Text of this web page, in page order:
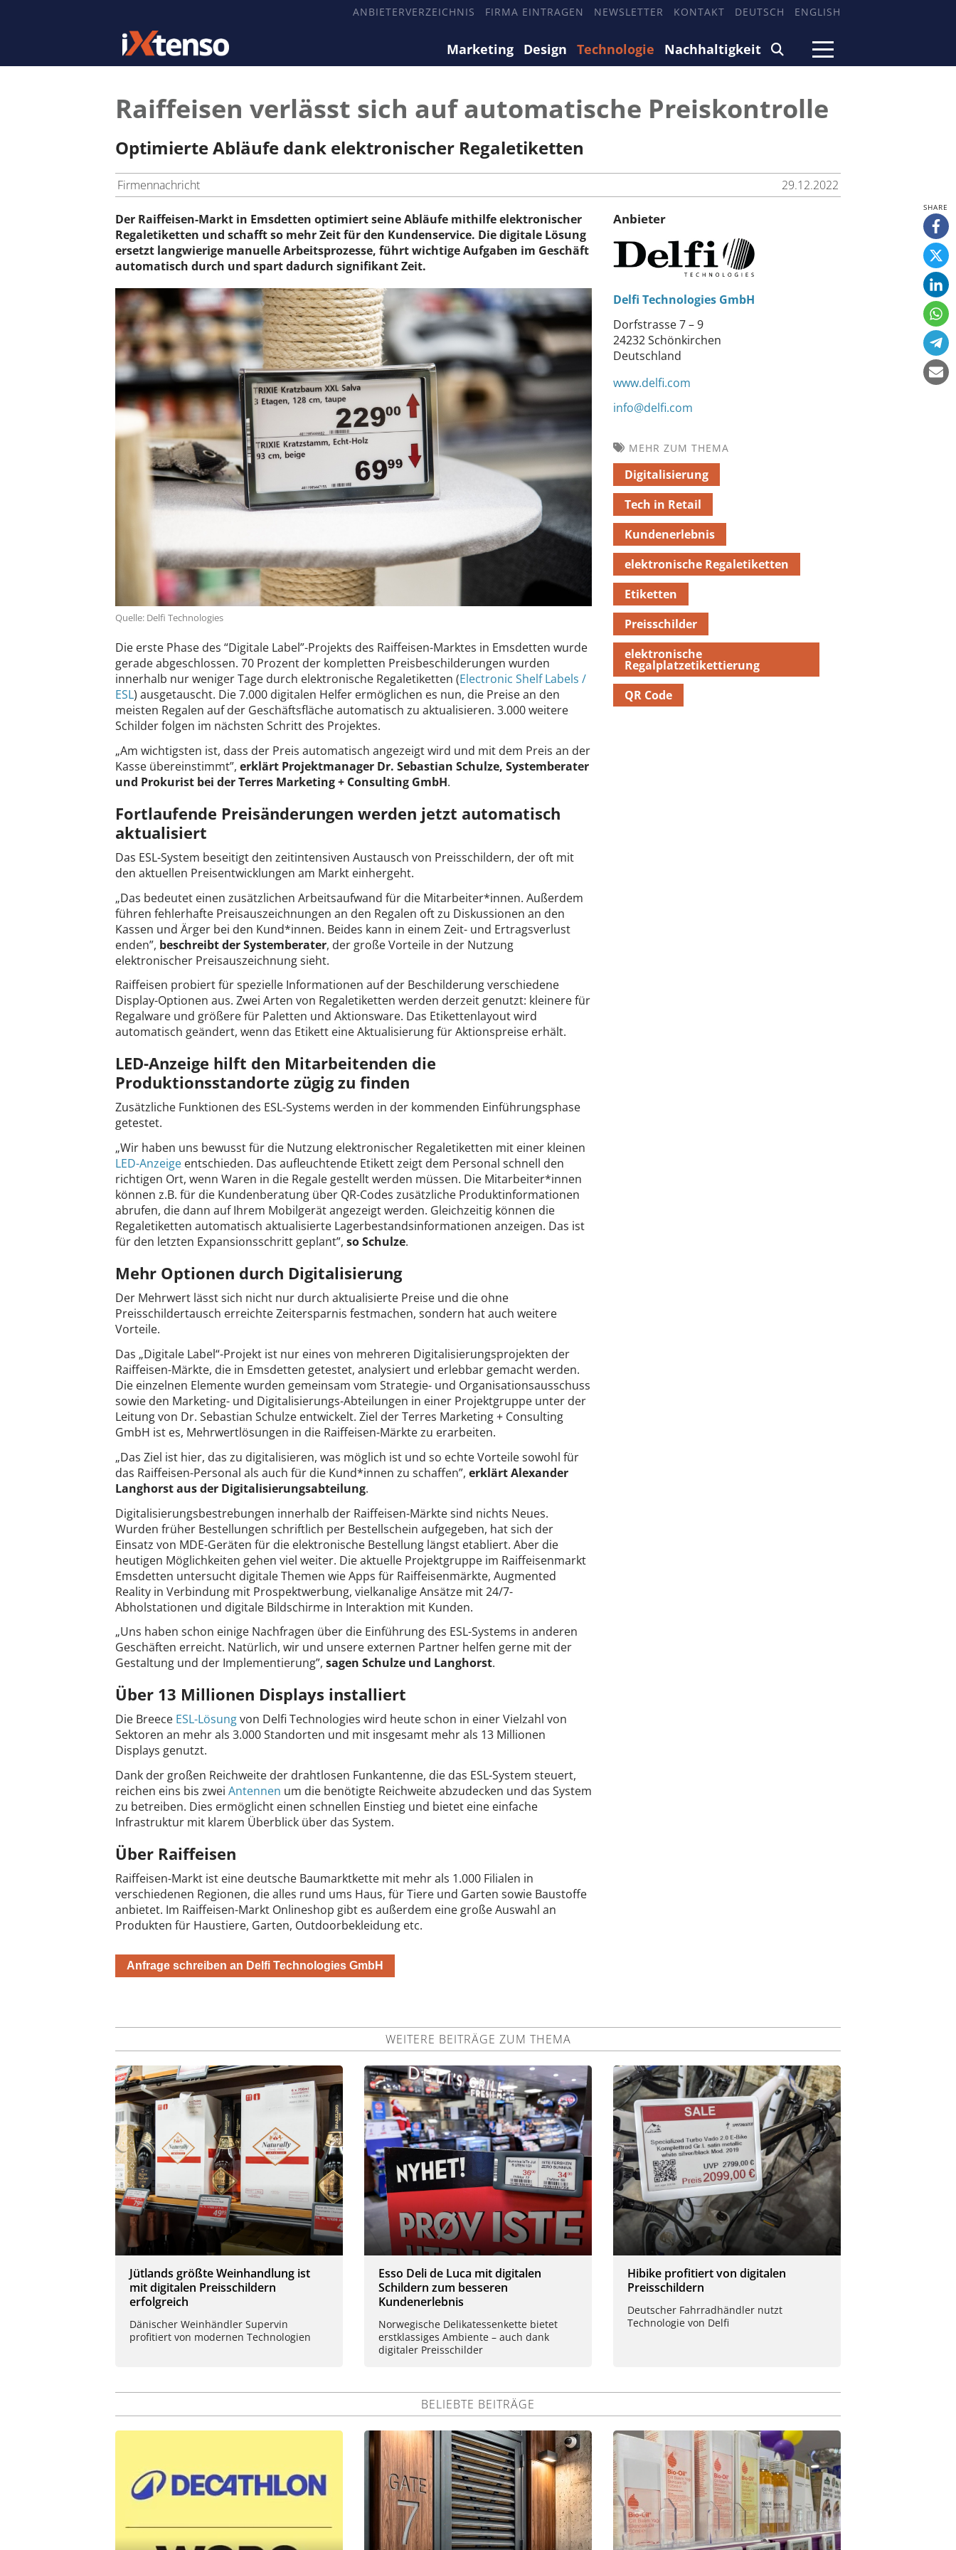
ANBIETERVERZEICHNIS FIRMA EINTRAGEN NEWSLETTER KONTAKT DEUTSCH ENGLISH
Marketing Design Technologie Nachhaltigkeit
Raiffeisen verlässt sich auf automatische Preiskontrolle
Optimierte Abläufe dank elektronischer Regaletiketten
Firmennachricht 29.12.2022
Der Raiffeisen-Markt in Emsdetten optimiert seine Abläufe mithilfe elektronischer
Regaletiketten und schafft so mehr Zeit für den Kundenservice. Die digitale Lösung
ersetzt langwierige manuelle Arbeitsprozesse, führt wichtige Aufgaben im Geschäft
automatisch durch und spart dadurch signifikant Zeit.
Quelle: Delfi Technologies
Die erste Phase des “Digitale Label”-Projekts des Raiffeisen-Marktes in Emsdetten wurde
gerade abgeschlossen. 70 Prozent der kompletten Preisbeschilderungen wurden
innerhalb nur weniger Tage durch elektronische Regaletiketten (Electronic Shelf Labels /
ESL) ausgetauscht. Die 7.000 digitalen Helfer ermöglichen es nun, die Preise an den
meisten Regalen auf der Geschäftsfläche automatisch zu aktualisieren. 3.000 weitere
Schilder folgen im nächsten Schritt des Projektes.
„Am wichtigsten ist, dass der Preis automatisch angezeigt wird und mit dem Preis an der
Kasse übereinstimmt”, erklärt Projektmanager Dr. Sebastian Schulze, Systemberater
und Prokurist bei der Terres Marketing + Consulting GmbH.
Fortlaufende Preisänderungen werden jetzt automatisch
aktualisiert
Das ESL-System beseitigt den zeitintensiven Austausch von Preisschildern, der oft mit
den aktuellen Preisentwicklungen am Markt einhergeht.
„Das bedeutet einen zusätzlichen Arbeitsaufwand für die Mitarbeiter*innen. Außerdem
führen fehlerhafte Preisauszeichnungen an den Regalen oft zu Diskussionen an den
Kassen und Ärger bei den Kund*innen. Beides kann in einem Zeit- und Ertragsverlust
enden”, beschreibt der Systemberater, der große Vorteile in der Nutzung
elektronischer Preisauszeichnung sieht.
Raiffeisen probiert für spezielle Informationen auf der Beschilderung verschiedene
Display-Optionen aus. Zwei Arten von Regaletiketten werden derzeit genutzt: kleinere für
Regalware und größere für Paletten und Aktionsware. Das Etikettenlayout wird
automatisch geändert, wenn das Etikett eine Aktualisierung für Aktionspreise erhält.
LED-Anzeige hilft den Mitarbeitenden die
Produktionsstandorte zügig zu finden
Zusätzliche Funktionen des ESL-Systems werden in der kommenden Einführungsphase
getestet.
„Wir haben uns bewusst für die Nutzung elektronischer Regaletiketten mit einer kleinen
LED-Anzeige entschieden. Das aufleuchtende Etikett zeigt dem Personal schnell den
richtigen Ort, wenn Waren in die Regale gestellt werden müssen. Die Mitarbeiter*innen
können z.B. für die Kundenberatung über QR-Codes zusätzliche Produktinformationen
abrufen, die dann auf Ihrem Mobilgerät angezeigt werden. Gleichzeitig können die
Regaletiketten automatisch aktualisierte Lagerbestandsinformationen anzeigen. Das ist
für den letzten Expansionsschritt geplant”, soSchulze.
Mehr Optionen durch Digitalisierung
Der Mehrwert lässt sich nicht nur durch aktualisierte Preise und die ohne
Preisschildertausch erreichte Zeitersparnis festmachen, sondern hat auch weitere
Vorteile.
Das „Digitale Label“-Projekt ist nur eines von mehreren Digitalisierungsprojekten der
Raiffeisen-Märkte, die in Emsdetten getestet, analysiert und erlebbar gemacht werden.
Die einzelnen Elemente wurden gemeinsam vom Strategie- und Organisationsausschuss
sowie den Marketing- und Digitalisierungs-Abteilungen in einer Projektgruppe unter der
Leitung von Dr. Sebastian Schulze entwickelt. Ziel der Terres Marketing + Consulting
GmbH ist es, Mehrwertlösungen in die Raiffeisen-Märkte zu erarbeiten.
„Das Ziel ist hier, das zu digitalisieren, was möglich ist und so echte Vorteile sowohl für
das Raiffeisen-Personal als auch für die Kund*innen zu schaffen”, erklärt Alexander
Langhorst aus der Digitalisierungsabteilung.
Digitalisierungsbestrebungen innerhalb der Raiffeisen-Märkte sind nichts Neues.
Wurden früher Bestellungen schriftlich per Bestellschein aufgegeben, hat sich der
Einsatz von MDE-Geräten für die elektronische Bestellung längst etabliert. Aber die
heutigen Möglichkeiten gehen viel weiter. Die aktuelle Projektgruppe im Raiffeisenmarkt
Emsdetten untersucht digitale Themen wie Apps für Raiffeisenmärkte, Augmented
Reality in Verbindung mit Prospektwerbung, vielkanalige Ansätze mit 24/7-
Abholstationen und digitale Bildschirme in Interaktion mit Kunden.
„Uns haben schon einige Nachfragen über die Einführung des ESL-Systems in anderen
Geschäften erreicht. Natürlich, wir und unsere externen Partner helfen gerne mit der
Gestaltung und der Implementierung”, sagen Schulze und Langhorst.
Über 13 Millionen Displays installiert
Die Breece ESL-Lösungvon Delfi Technologies wird heute schon in einer Vielzahl von
Sektoren an mehr als 3.000 Standorten und mit insgesamt mehr als 13 Millionen
Displays genutzt.
Dank der großen Reichweite der drahtlosen Funkantenne, die das ESL-System steuert,
reichen eins bis zwei Antennen um die benötigte Reichweite abzudecken und das System
zu betreiben. Dies ermöglicht einen schnellen Einstieg und bietet eine einfache
Infrastruktur mit klarem Überblick über das System.
Über Raiffeisen
Raiffeisen-Markt ist eine deutsche Baumarktkette mit mehr als 1.000 Filialen in
verschiedenen Regionen, die alles rund ums Haus, für Tiere und Garten sowie Baustoffe
anbietet. Im Raiffeisen-Markt Onlineshop gibt es außerdem eine große Auswahl an
Produkten für Haustiere, Garten, Outdoorbekleidung etc.
Anfrage schreiben an Delfi Technologies GmbH
Anbieter
Delfi Technologies GmbH
Dorfstrasse 7 – 9
24232 Schönkirchen
Deutschland
www.delfi.com
info@delfi.com
MEHR ZUM THEMA
Digitalisierung
Tech in Retail
Kundenerlebnis
elektronische Regaletiketten
Etiketten
Preisschilder
elektronische
Regalplatzetikettierung
QR Code
WEITERE BEITRÄGE ZUM THEMA
Jütlands größte Weinhandlung ist
mit digitalen Preisschildern
erfolgreich
Dänischer Weinhändler Supervin
profitiert von modernen Technologien
Esso Deli de Luca mit digitalen
Schildern zum besseren
Kundenerlebnis
Norwegische Delikatessenkette bietet
erstklassiges Ambiente – auch dank
digitaler Preisschilder
Hibike profitiert von digitalen
Preisschildern
Deutscher Fahrradhändler nutzt
Technologie von Delfi
BELIEBTE BEITRÄGE